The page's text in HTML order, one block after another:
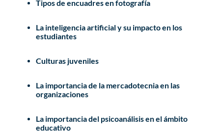
Tipos de encuadres en fotografía
La inteligencia artificial y su impacto en los
estudiantes
Culturas juveniles
La importancia de la mercadotecnia en las
organizaciones
La importancia del psicoanálisis en el ámbito
educativo